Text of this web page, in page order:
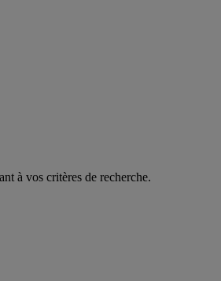
à vos critères de recherche.